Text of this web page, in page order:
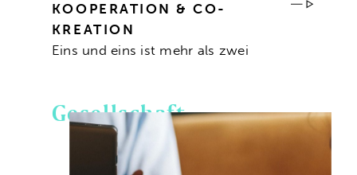
KOOPERATION & CO-
KREATION
Eins und eins ist mehr als zwei
Gesellschaft